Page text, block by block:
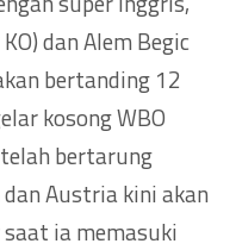
dan Alem Begic
bertanding 12
kosong WBO
bertarung
Austria kini akan
ia memasuki